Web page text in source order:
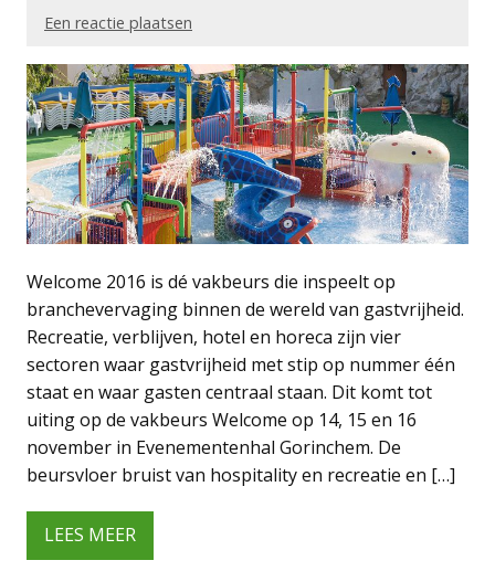
Een reactie plaatsen
Welcome 2016 is dé vakbeurs die inspeelt op
branchevervaging binnen de wereld van gastvrijheid.
Recreatie, verblijven, hotel en horeca zijn vier
sectoren waar gastvrijheid met stip op nummer één
staat en waar gasten centraal staan. Dit komt tot
uiting op de vakbeurs Welcome op 14, 15 en 16
november in Evenementenhal Gorinchem. De
beursvloer bruist van hospitality en recreatie en […]
LEES MEER